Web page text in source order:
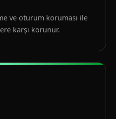
ve oturum koruması ile
karşı korunur.